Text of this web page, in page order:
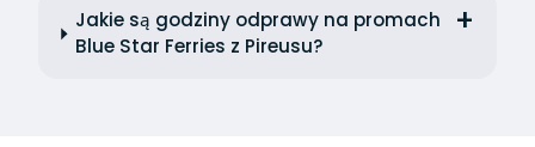
Jakie są godziny odprawy na promach
Blue Star Ferries z Pireusu?